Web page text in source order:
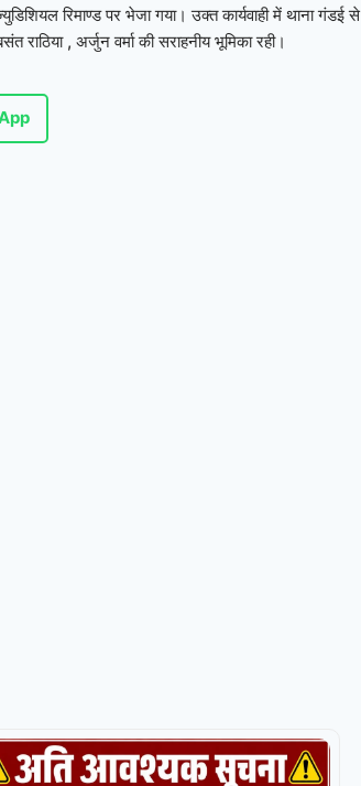
रिमाण्ड पर भेजा गया। उक्त कार्यवाही में थाना गंडई से
, अर्जुन वर्मा की सराहनीय भूमिका रही।